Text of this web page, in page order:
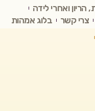
הריון ואחרי לידה
צרי קשר בלוג אמהות